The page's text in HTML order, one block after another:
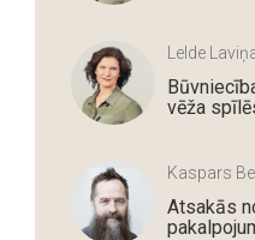
Lelde
vēža
Kaspars
Atsakās